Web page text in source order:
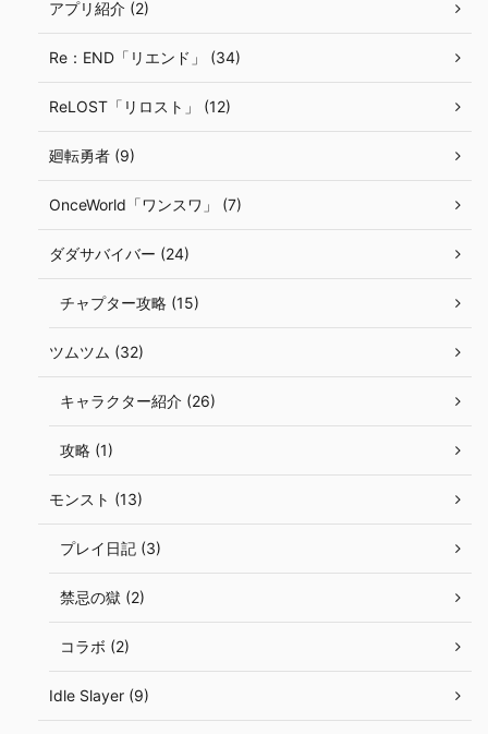
アプリ紹介 (2)
Re：END「リエンド」 (34)
ReLOST「リロスト」 (12)
廻転勇者 (9)
OnceWorld「ワンスワ」 (7)
ダダサバイバー (24)
チャプター攻略 (15)
ツムツム (32)
キャラクター紹介 (26)
攻略 (1)
モンスト (13)
プレイ日記 (3)
禁忌の獄 (2)
コラボ (2)
Idle Slayer (9)